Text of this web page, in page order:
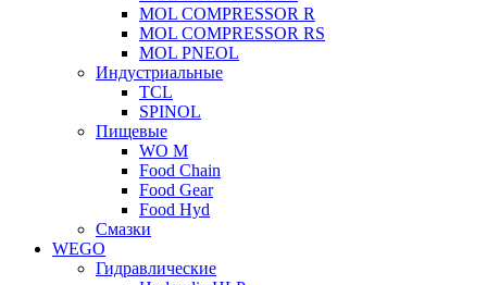
MOL COMPRESSOR R
MOL COMPRESSOR RS
MOL PNEOL
Индустриальные
TCL
SPINOL
Пищевые
WO M
Food Chain
Food Gear
Food Hyd
Смазки
WEGO
Гидравлические